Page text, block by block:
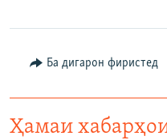
Ба дигарон фиристед
Ҳамаи